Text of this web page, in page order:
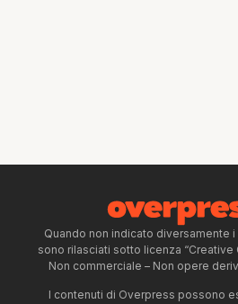
Quando non indicato diversamente
sono rilasciati sotto licenza “Creative
Non commerciale – Non opere
I contenuti di Overpress possono